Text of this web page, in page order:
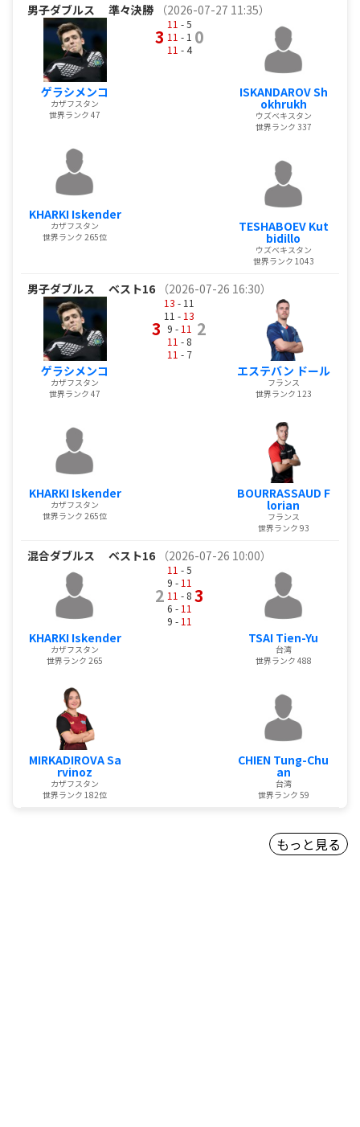
男子ダブルス 準々決勝 （2026-07-27 11:35）
ゲラシメンコ
カザフスタン
世界ランク 47
KHARKI Iskender
カザフスタン
世界ランク 265位
3
11 - 5
11 - 1
11 - 4
0
ISKANDAROV Sh
okhrukh
ウズベキスタン
世界ランク 337
TESHABOEV Kut
bidillo
ウズベキスタン
世界ランク 1043
男子ダブルス ベスト16 （2026-07-26 16:30）
ゲラシメンコ
カザフスタン
世界ランク 47
KHARKI Iskender
カザフスタン
世界ランク 265位
3
13 - 11
11 - 13
9 - 11
11 - 8
11 - 7
2
エステバン ドール
フランス
世界ランク 123
BOURRASSAUD F
lorian
フランス
世界ランク 93
混合ダブルス ベスト16 （2026-07-26 10:00）
KHARKI Iskender
カザフスタン
世界ランク 265
MIRKADIROVA Sa
rvinoz
カザフスタン
世界ランク 182位
2
11 - 5
9 - 11
11 - 8
6 - 11
9 - 11
3
TSAI Tien-Yu
台湾
世界ランク 488
CHIEN Tung-Chu
an
台湾
世界ランク 59
もっと見る